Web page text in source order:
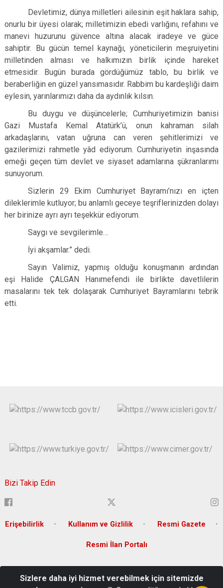
Devletimiz, dünya milletleri ailesinin eşit haklara sahip,
onurlu bir üyesi olarak; milletimizin ebedi varlığını, refahını ve
manevi huzurunu güvence altına alacak iradeye ve güce
sahiptir. Bu gücün temel kaynağı, yöneticilerin meşruiyetini
milletinden alması ve halkımızın birlik içinde hareket
etmesidir. Bugün burada gördüğümüz tablo, bu birlik ve
beraberliğin en güzel yansımasıdır. Rabbim bu kardeşliği daim
eylesin, yarınlarımızı daha da aydınlık kılsın.
Bu duygu ve düşüncelerle; Cumhuriyetimizin banisi
Gazi Mustafa Kemal Atatürk’ü, onun kahraman silah
arkadaşlarını, vatan uğruna can veren şehitlerimizi ve
gazilerimizi rahmetle yâd ediyorum. Cumhuriyetin inşasında
emeği geçen tüm devlet ve siyaset adamlarına şükranlarımı
sunuyorum.
Sizlerin 29 Ekim Cumhuriyet Bayramı’nızı en içten
dileklerimle kutluyor; bu anlamlı geceye teşriflerinizden dolayı
her birinize ayrı ayrı teşekkür ediyorum.
Saygı ve sevgilerimle…
İyi akşamlar.” dedi.
Sayın Valimiz, yapmış olduğu konuşmanın ardından
eşi Halide ÇALGAN Hanımefendi ile birlikte davetlilerin
masalarını tek tek dolaşarak Cumhuriyet Bayramlarını tebrik
etti.
Bizi Takip Edin
Erişebilirlik Kullanım ve Gizlilik Resmi Gazete
Resmi İlan Portalı
Tel : 0364 213 5207, Belgegeçer: 0364 213 12 29, E-Posta :
Sizlere daha iyi hizmet verebilmek için sitemizde